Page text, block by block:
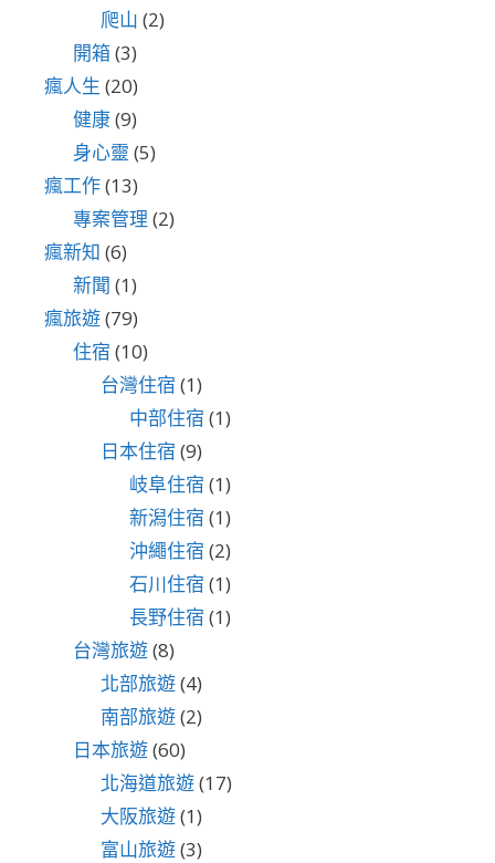
爬山 (2)
開箱(3)
瘋人生 (20)
健康(9)
身心靈 (5)
瘋工作(13)
專案管理 (2)
瘋新知 (6)
新聞 (1)
瘋旅遊(79)
住宿 (10)
台灣住宿 (1)
中部住宿 (1)
日本住宿 (9)
岐阜住宿 (1)
新潟住宿 (1)
沖繩住宿 (2)
石川住宿 (1)
長野住宿 (1)
台灣旅遊(8)
北部旅遊(4)
南部旅遊(2)
日本旅遊(60)
北海道旅遊(17)
大阪旅遊(1)
富山旅遊(3)